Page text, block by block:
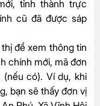
tỉnh thành trực
cũ đã được sáp
để xem thông tin
chính mới, mã đơn
có). Ví dụ, khi
bạn sẽ thấy đơn vị